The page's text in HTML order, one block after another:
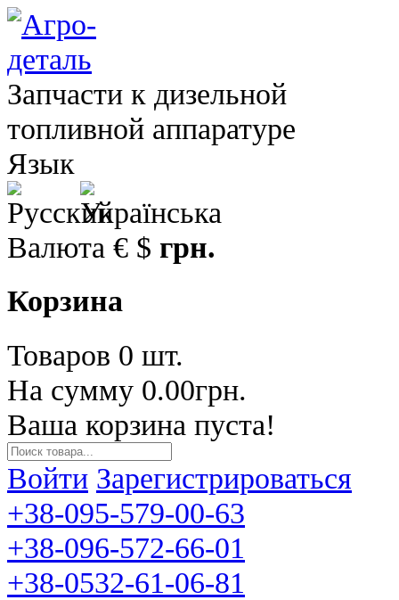
Запчасти к дизельной
топливной аппаратуре
Язык
Валюта € $ грн.
Корзина
Товаров 0 шт.
На сумму 0.00грн.
Ваша корзина пуста!
Войти Зарегистрироваться
+38-095-579-00-63
+38-096-572-66-01
+38-0532-61-06-81